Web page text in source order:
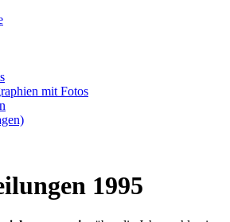
mit Fotos
1995